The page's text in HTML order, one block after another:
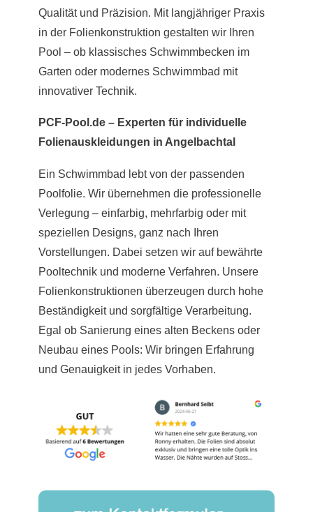
Qualität und Präzision. Mit langjähriger Praxis
in der Folienkonstruktion gestalten wir Ihren
Pool – ob klassisches Schwimmbecken im
Garten oder modernes Schwimmbad mit
innovativer Technik.
PCF-Pool.de – Experten für individuelle
Folienauskleidungen in Angelbachtal
Ein Schwimmbad lebt von der passenden
Poolfolie. Wir übernehmen die professionelle
Verlegung – einfarbig, mehrfarbig oder mit
speziellen Designs, ganz nach Ihren
Vorstellungen. Dabei setzen wir auf bewährte
Pooltechnik und moderne Verfahren. Unsere
Folienkonstruktionen überzeugen durch hohe
Beständigkeit und sorgfältige Verarbeitung.
Egal ob Sanierung eines alten Beckens oder
Neubau eines Pools: Wir bringen Erfahrung
und Genauigkeit in jedes Vorhaben.